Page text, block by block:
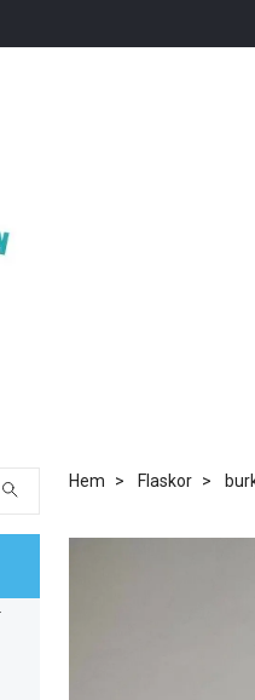
Hem Flaskor